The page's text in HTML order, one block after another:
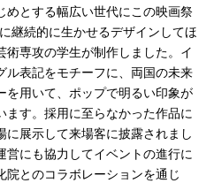
めとする幅広い世代にこの映画祭
継続的に生かせるデザインしてほ
術専攻の学生が制作しました。イ
ル表記をモチーフに、両国の未来
を用いて、ポップで明るい印象が
す。採用に至らなかった作品に
展示して来場客に披露されまし
にも協力してイベントの進行に
とのコラボレーションを通じ